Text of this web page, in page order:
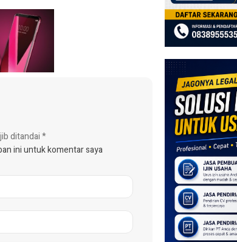
ditandai*
ini untuk komentar saya